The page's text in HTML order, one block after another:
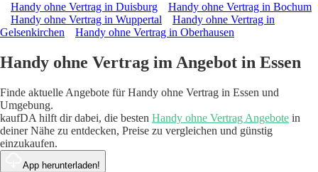
Handy ohne Vertrag in Duisburg
Handy ohne Vertrag in Bochum
Handy ohne Vertrag in Wuppertal
Handy ohne Vertrag in
Gelsenkirchen
Handy ohne Vertrag in Oberhausen
Handy ohne Vertrag im Angebot in Essen
Finde aktuelle Angebote für Handy ohne Vertrag in Essen und
Umgebung.
kaufDA hilft dir dabei, die besten Handy ohne Vertrag Angebote in
deiner Nähe zu entdecken, Preise zu vergleichen und günstig
einzukaufen.
App herunterladen!